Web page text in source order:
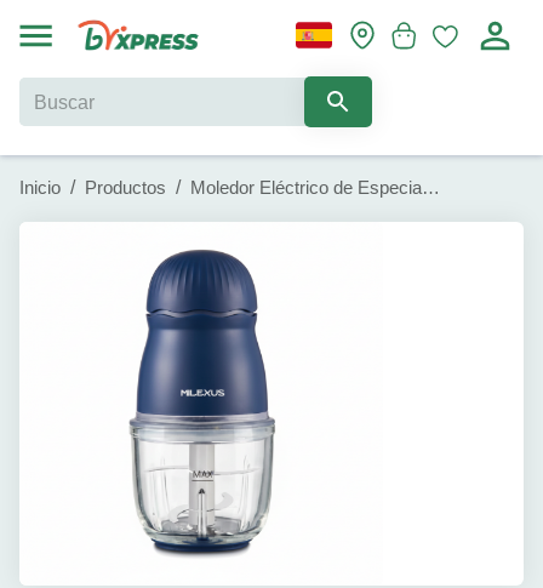
Inicio / Productos / Moledor Eléctrico de Especias Milexus (300 ml)